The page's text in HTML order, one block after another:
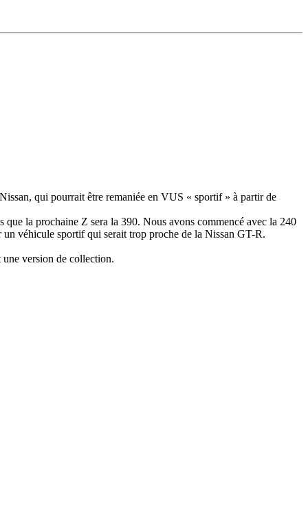
qui pourrait être remaniée en VUS « sportif » à partir de
que la prochaine Z sera la 390. Nous avons commencé avec la 240
un véhicule sportif qui serait trop proche de la Nissan GT-R.
version de collection.